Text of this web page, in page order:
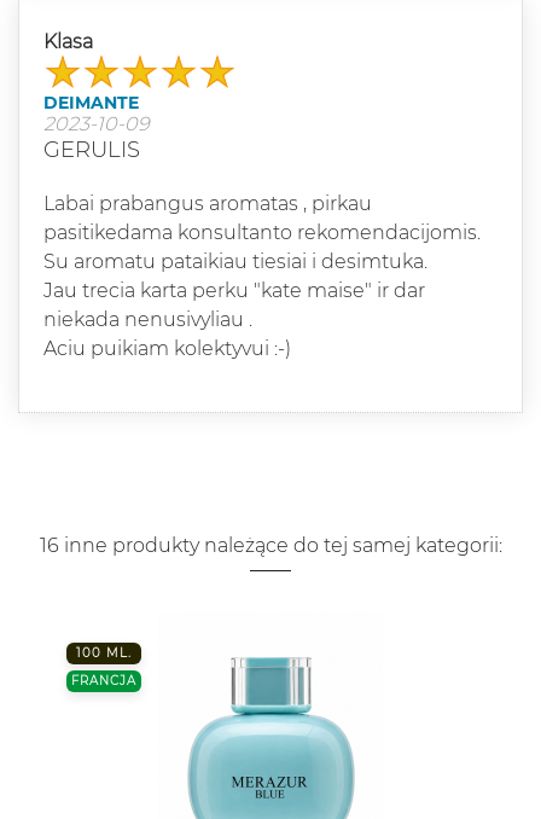
Klasa
DEIMANTE
2023-10-09
GERULIS
Labai prabangus aromatas , pirkau
pasitikedama konsultanto rekomendacijomis.
Su aromatu pataikiau tiesiai i desimtuka.
Jau trecia karta perku "kate maise" ir dar
niekada nenusivyliau .
Aciu puikiam kolektyvui :-)
16 inne produkty należące do tej samej kategorii:
100 ML.
FRANCJA